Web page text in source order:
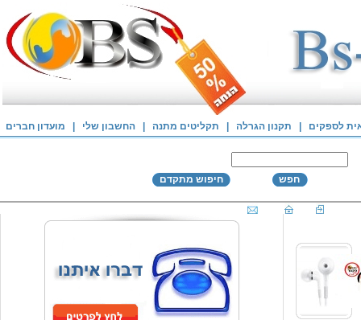
לספקים תקנון הגרלה תקליטים מתנה החשבון שלי מועדון חברים
חפש חיפוש מתקדם